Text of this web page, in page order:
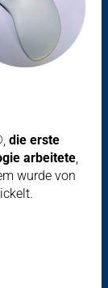
die erste
arbeitete
wurde von